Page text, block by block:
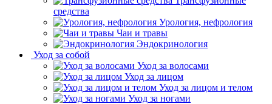
средства
Урология, нефрология
Чаи и травы
Эндокринология
Уход за собой
Уход за волосами
Уход за лицом
Уход за лицом и телом
Уход за ногами